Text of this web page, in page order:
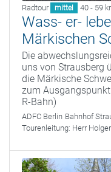
Radtour mittel 40 - 59
Wass- er-
Märkischen
Die
uns von Strausberg
die Märkische
zum
R-Bahn)
ADFC Berlin Bahnhof
Tourenleitung: Herr